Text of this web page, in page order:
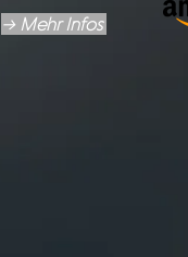
→ Mehr Infos